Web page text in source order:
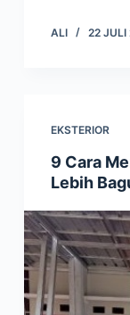
ALI 22 JULI
EKSTERIOR
9 Cara
Lebih